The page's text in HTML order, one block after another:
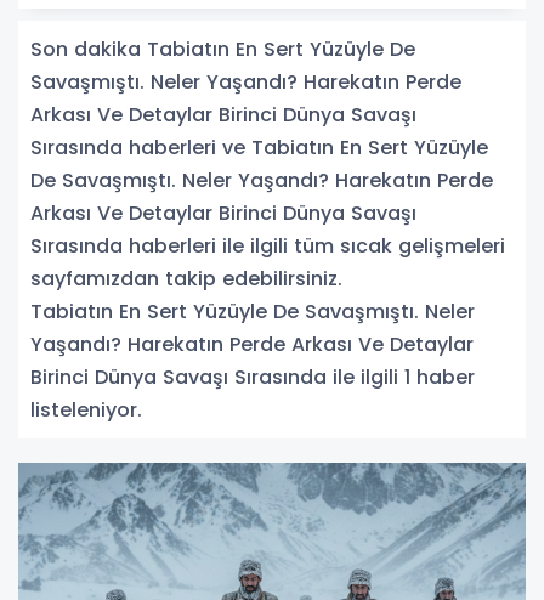
Son dakika Tabiatın En Sert Yüzüyle De
Savaşmıştı. Neler Yaşandı? Harekatın Perde
Arkası Ve Detaylar Birinci Dünya Savaşı
Sırasında haberleri ve Tabiatın En Sert Yüzüyle
De Savaşmıştı. Neler Yaşandı? Harekatın Perde
Arkası Ve Detaylar Birinci Dünya Savaşı
Sırasında haberleri ile ilgili tüm sıcak gelişmeleri
sayfamızdan takip edebilirsiniz.
Tabiatın En Sert Yüzüyle De Savaşmıştı. Neler
Yaşandı? Harekatın Perde Arkası Ve Detaylar
Birinci Dünya Savaşı Sırasında ile ilgili 1 haber
listeleniyor.